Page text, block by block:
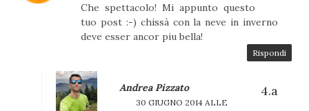
Che spettacolo! Mi appunto questo
tuo post :-) chissà con la neve in inverno
deve esser ancor piu bella!
Rispondi
Andrea Pizzato
30 GIUGNO 2014 ALLE